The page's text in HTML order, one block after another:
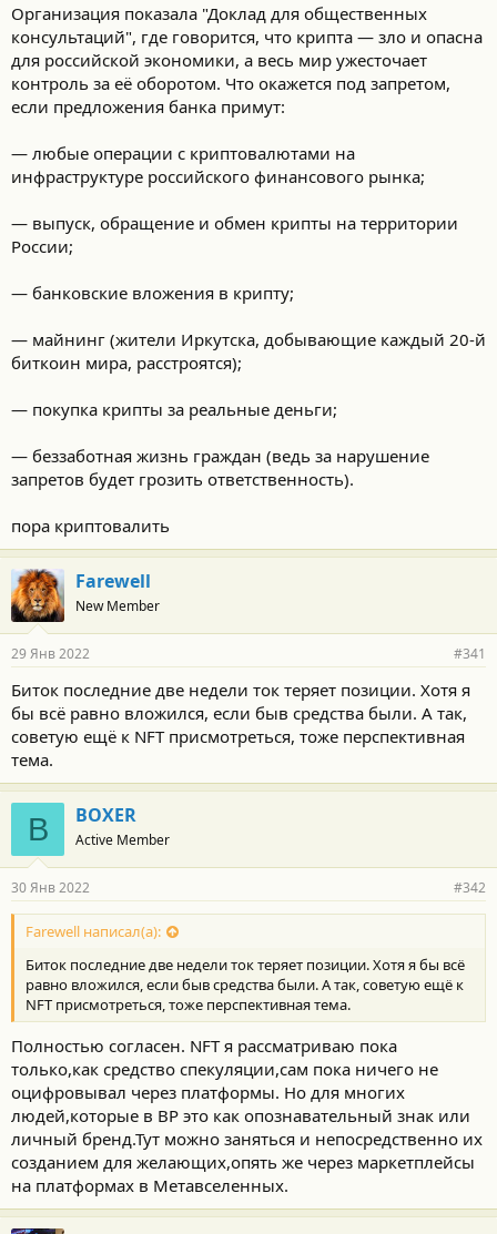
Организация показала "Доклад для общественных
консультаций", где говорится, что крипта — зло и опасна
для российской экономики, а весь мир ужесточает
контроль за её оборотом. Что окажется под запретом,
если предложения банка примут:
— любые операции с криптовалютами на
инфраструктуре российского финансового рынка;
— выпуск, обращение и обмен крипты на территории
России;
— банковские вложения в крипту;
— майнинг (жители Иркутска, добывающие каждый 20-й
биткоин мира, расстроятся);
— покупка крипты за реальные деньги;
— беззаботная жизнь граждан (ведь за нарушение
запретов будет грозить ответственность).
пора криптовалить
Farewell
New Member
29 Янв 2022 #341
Биток последние две недели ток теряет позиции. Хотя я
бы всё равно вложился, если быв средства были. А так,
советую ещё к NFT присмотреться, тоже перспективная
тема.
B BOXER
Active Member
30 Янв 2022 #342
Farewell написал(а):
Биток последние две недели ток теряет позиции. Хотя я бы всё
равно вложился, если быв средства были. А так, советую ещё к
NFT присмотреться, тоже перспективная тема.
Полностью согласен. NFT я рассматриваю пока
только,как средство спекуляции,сам пока ничего не
оцифровывал через платформы. Но для многих
людей,которые в ВР это как опознавательный знак или
личный бренд.Тут можно заняться и непосредственно их
созданием для желающих,опять же через маркетплейсы
на платформах в Метавселенных.